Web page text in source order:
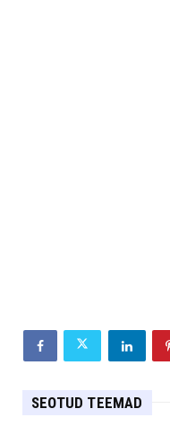
SEOTUD TEEMAD